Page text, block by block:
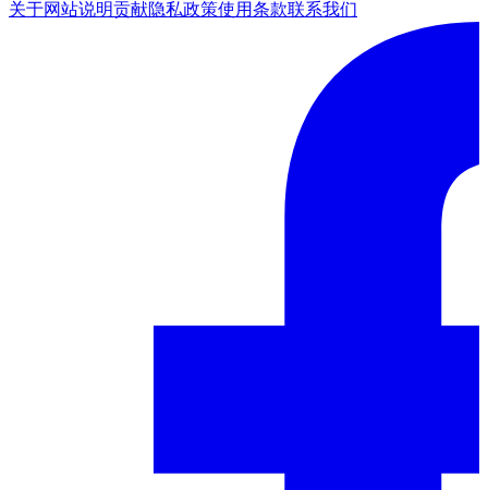
关于网站说明贡献隐私政策使用条款联系我们